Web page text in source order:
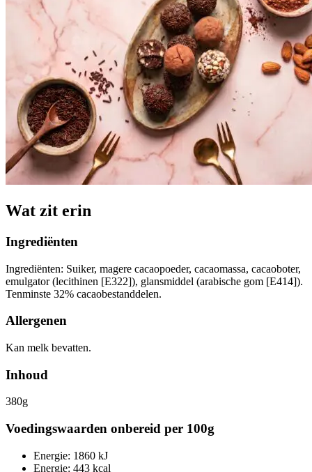
Wat zit erin
Ingrediënten
Ingrediënten: Suiker, magere cacaopoeder, cacaomassa, cacaoboter,
emulgator (lecithinen [E322]), glansmiddel (arabische gom [E414]).
Tenminste 32% cacaobestanddelen.
Allergenen
Kan melk bevatten.
Inhoud
380g
Voedingswaarden onbereid per 100g
Energie: 1860 kJ
Energie: 443 kcal